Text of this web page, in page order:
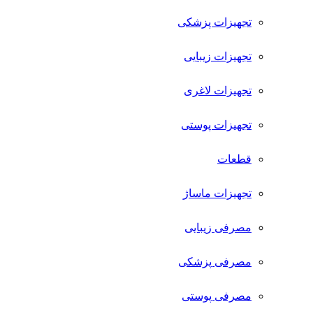
تجهیزات پزشکی
تجهیزات زیبایی
تجهیزات لاغری
تجهیزات پوستی
قطعات
تجهیزات ماساژ
مصرفی زیبایی
مصرفی پزشکی
مصرفی پوستی